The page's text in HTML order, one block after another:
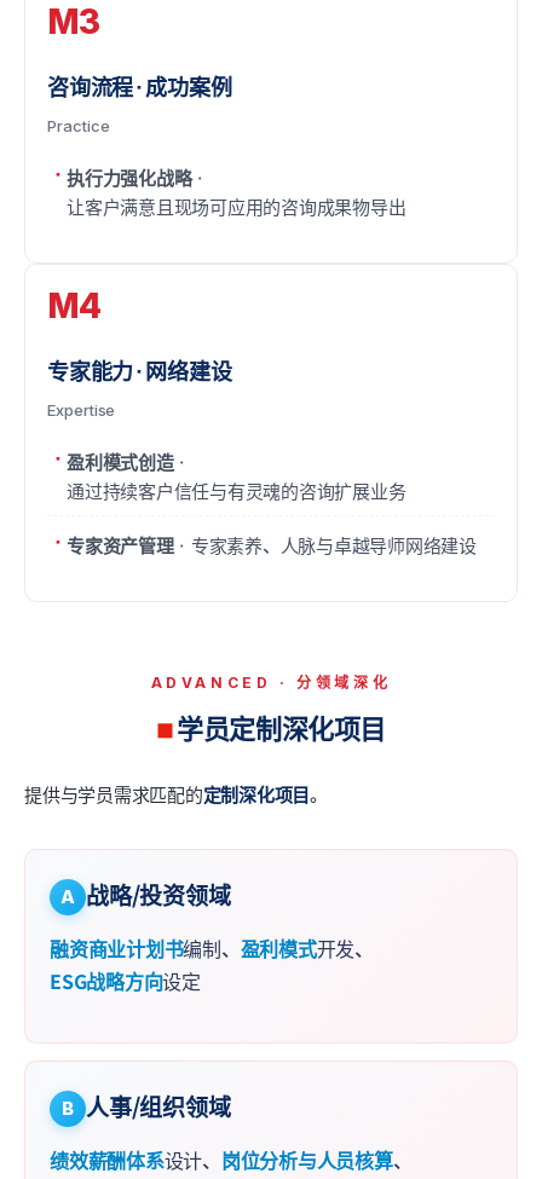
M3
咨询流程·成功案例
Practice
执行力强化战略·
让客户满意且现场可应用的咨询成果物导出
M4
专家能力·网络建设
Expertise
盈利模式创造·
通过持续客户信任与有灵魂的咨询扩展业务
专家资产管理· 专家素养、人脉与卓越导师网络建设
ADVANCED · 分领域深化
学员定制深化项目
提供与学员需求匹配的定制深化项目。
A 战略/投资领域
融资商业计划书编制、 盈利模式开发、
ESG战略方向设定
B 人事/组织领域
绩效薪酬体系设计、 岗位分析与人员核算、